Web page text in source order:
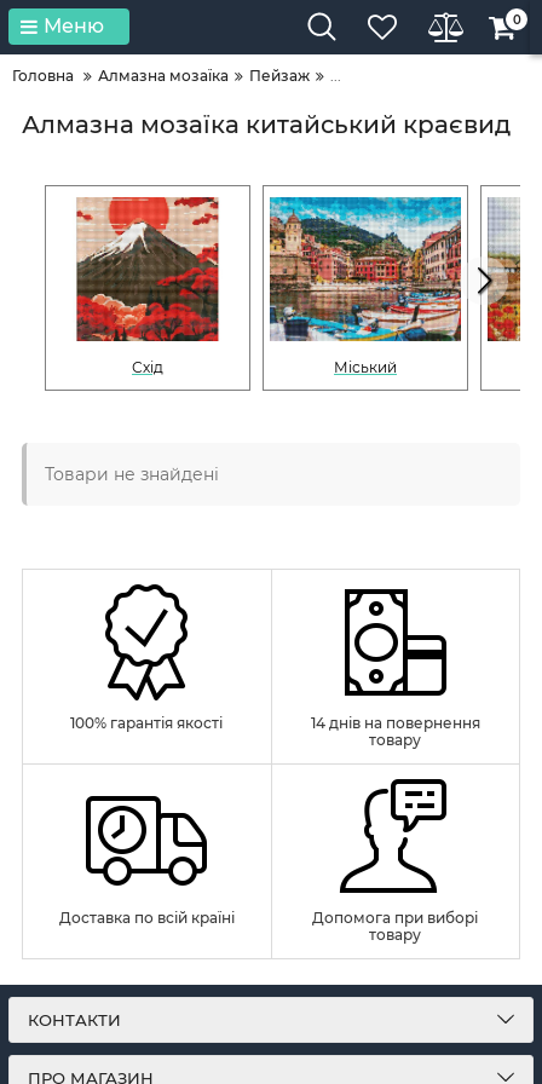
Меню 0
Головна Алмазна мозаїка Пейзаж ...
Алмазна мозаїка китайський краєвид
Схід Міський
Товари не знайдені
100% гарантія якості
14 днів на повернення
товару
Доставка по всій країні
Допомога при виборі
товару
КОНТАКТИ
ПРО МАГАЗИН